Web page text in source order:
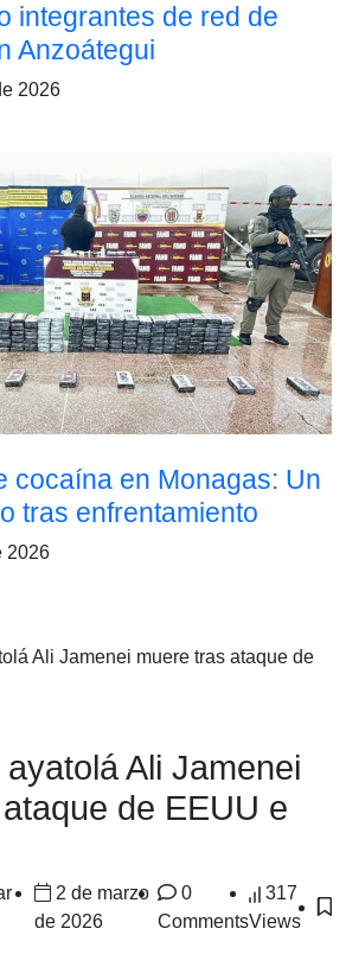
integrantes de red de
Anzoátegui
2026
cocaína en Monagas: Un
tras enfrentamiento
2026
Ali Jamenei muere tras ataque de
Ali Jamenei
de EEUU e
2 de marzo
de 2026
0
Comments
317
Views